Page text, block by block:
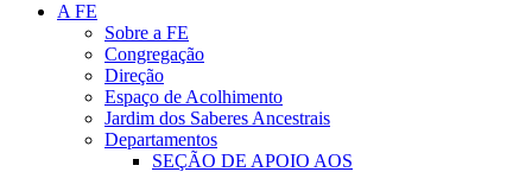
A FE
Sobre a FE
Congregação
Direção
Espaço de Acolhimento
Jardim dos Saberes Ancestrais
Departamentos
SEÇÃO DE APOIO AOS